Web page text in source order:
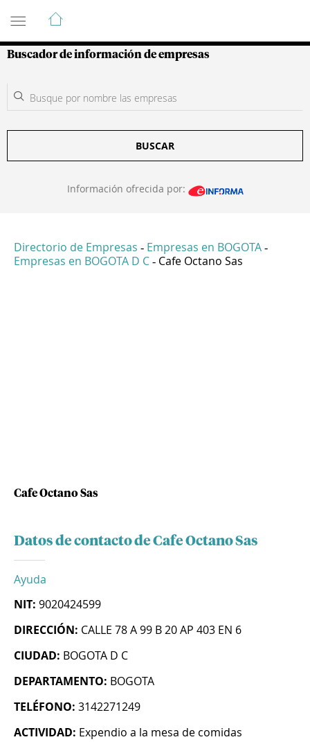
Guía de Empresas Colombianas
Buscador de información de empresas
BUSCAR
Información ofrecida por:
Directorio de Empresas - Empresas en BOGOTA -
Empresas en BOGOTA D C - Cafe Octano Sas
Cafe Octano Sas
Datos de contacto de Cafe Octano Sas
Ayuda
NIT: 9020424599
DIRECCIÓN: CALLE 78 A 99 B 20 AP 403 EN 6
CIUDAD: BOGOTA D C
DEPARTAMENTO: BOGOTA
TELÉFONO: 3142271249
ACTIVIDAD: Expendio a la mesa de comidas